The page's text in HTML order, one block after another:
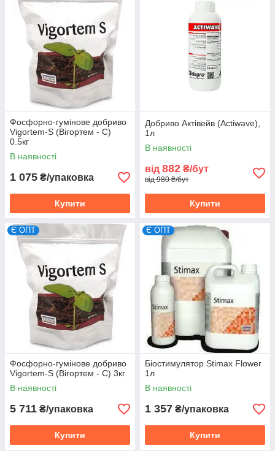
Фосфорно-гумінове добриво
Vigortem-S (Вігортем - С)
0.5кг
В наявності
1 075 ₴/упаковка
Купити
Добриво Актівейв (Actiwave),
1л
В наявності
від 882 ₴/бут
від 980 ₴/бут
Купити
Є ОПТ
Фосфорно-гумінове добриво
Vigortem-S (Вігортем - С) 3кг
В наявності
5 711 ₴/упаковка
Купити
Є ОПТ
Біостимулятор Stimax Flower
1л
В наявності
1 357 ₴/упаковка
Купити